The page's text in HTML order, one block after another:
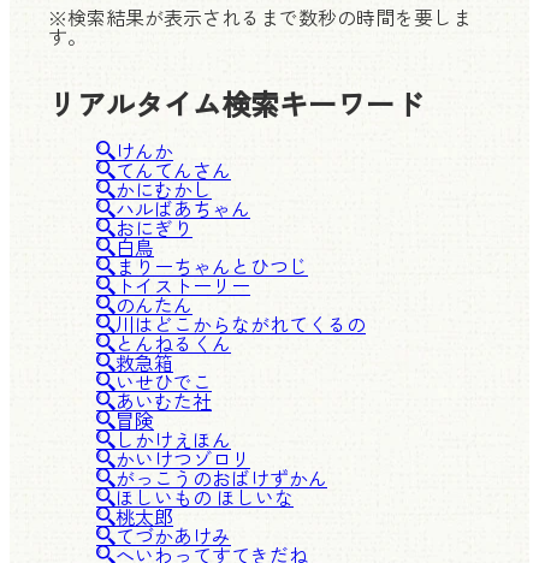
※検索結果が表示されるまで数秒の時間を要しま
す。
リアルタイム検索キーワード
けんか
てんてんさん
かにむかし
ハルばあちゃん
おにぎり
白鳥
まりーちゃんとひつじ
トイストーリー
のんたん
川はどこからながれてくるの
とんねるくん
救急箱
いせひでこ
あいむた社
冒険
しかけえほん
かいけつゾロリ
がっこうのおばけずかん
ほしいもの ほしいな
桃太郎
てづかあけみ
へいわってすてきだね